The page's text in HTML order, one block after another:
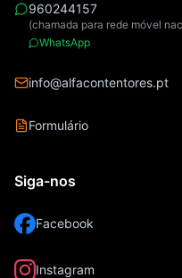
960244157
(chamada para rede móvel
WhatsApp
info@alfacontentores.pt
Formulário
Siga-nos
Facebook
Instagram